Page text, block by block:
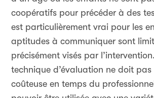
coopératifs pour précéder à des
est particulièrement vrai pour les
aptitudes à communiquer sont
précisément visés par
technique d’évaluation ne doit
coûteuse en temps du